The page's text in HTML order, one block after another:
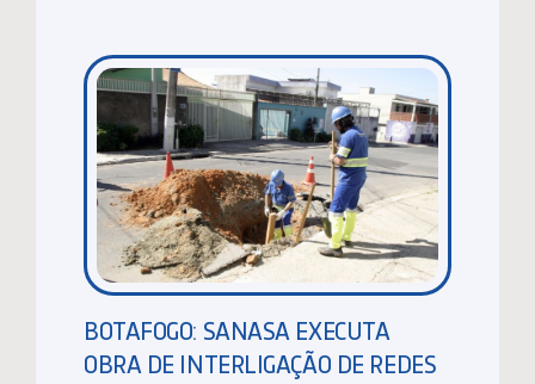
BOTAFOGO: SANASA EXECUTA
OBRA DE INTERLIGAÇÃO DE REDES